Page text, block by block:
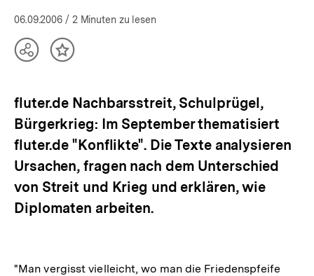
06.09.2006 / 2 Minuten zu lesen
TeilenInhalt
fluter.de Nachbarsstreit, Schulprügel,
Bürgerkrieg: Im September thematisiert
fluter.de "Konflikte". Die Texte analysieren
Ursachen, fragen nach dem Unterschied
von Streit und Krieg und erklären, wie
Diplomaten arbeiten.
"Man vergisst vielleicht, wo man die Friedenspfeife